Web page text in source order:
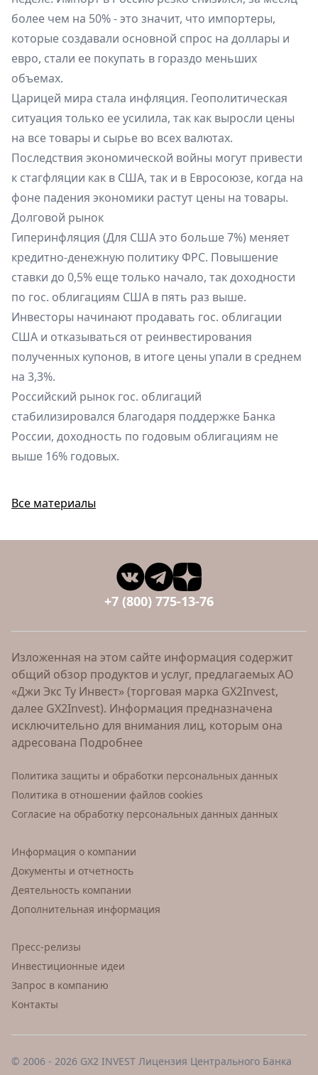
более чем на 50% - это значит, что импортеры,
которые создавали основной спрос на доллары и
евро, стали ее покупать в гораздо меньших
объемах.
Царицей мира стала инфляция. Геополитическая
ситуация только ее усилила, так как выросли цены
на все товары и сырье во всех валютах.
Последствия экономической войны могут привести
к стагфляции как в США, так и в Евросоюзе, когда на
фоне падения экономики растут цены на товары.
Долговой рынок
Гиперинфляция (Для США это больше 7%) меняет
кредитно-денежную политику ФРС. Повышение
ставки до 0,5% еще только начало, так доходности
по гос. облигациям США в пять раз выше.
Инвесторы начинают продавать гос. облигации
США и отказываться от реинвестирования
полученных купонов, в итоге цены упали в среднем
на 3,3%.
Российский рынок гос. облигаций
стабилизировался благодаря поддержке Банка
России, доходность по годовым облигациям не
выше 16% годовых.
Все материалы
+7 (800) 775-13-76
Изложенная на этом сайте информация содержит
общий обзор продуктов и услуг, предлагаемых АО
«Джи Экс Ту Инвест» (торговая марка GX2Invest,
далее GX2Invest). Информация предназначена
исключительно для внимания лиц, которым она
адресована Подробнее
Политика защиты и обработки персональных данных
Политика в отношении файлов cookies
Согласие на обработку персональных данных данных
Информация о компании
Документы и отчетность
Деятельность компании
Дополнительная информация
Пресс-релизы
Инвестиционные идеи
Запрос в компанию
Контакты
© 2006 - 2026 GX2 INVEST Лицензия Центрального Банка